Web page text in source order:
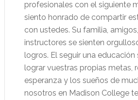
profesionales con el siguiente
siento honrado de compartir
con ustedes. Su familia,
instructores se sienten
logros. El seguir una educación
lograr vuestras propias metas,
esperanza y los sueños de
nosotros en Madison College